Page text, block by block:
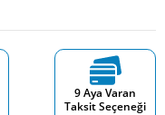
9 Aya Varan
Taksit Seçeneği